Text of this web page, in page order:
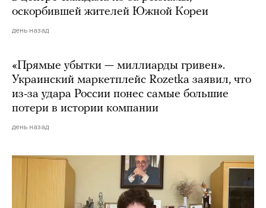
оскорбившей жителей Южной Кореи
день назад
«Прямые убытки — миллиарды гривен».
Украинский маркетплейс Rozetka заявил, что
из-за удара России понес самые большие
потери в истории компании
день назад